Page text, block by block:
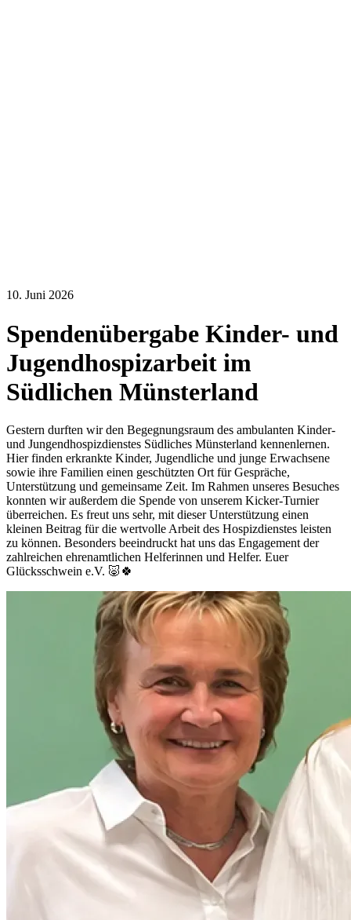
10. Juni 2026
Spendenübergabe Kinder- und
Jugendhospizarbeit im
Südlichen Münsterland
Gestern durften wir den Begegnungsraum des ambulanten Kinder-
und Jungendhospizdienstes Südliches Münsterland kennenlernen.
Hier finden erkrankte Kinder, Jugendliche und junge Erwachsene
sowie ihre Familien einen geschützten Ort für Gespräche,
Unterstützung und gemeinsame Zeit. Im Rahmen unseres Besuches
konnten wir außerdem die Spende von unserem Kicker-Turnier
überreichen. Es freut uns sehr, mit dieser Unterstützung einen
kleinen Beitrag für die wertvolle Arbeit des Hospizdienstes leisten
zu können. Besonders beeindruckt hat uns das Engagement der
zahlreichen ehrenamtlichen Helferinnen und Helfer. Euer
Glücksschwein e.V. 🐷🍀